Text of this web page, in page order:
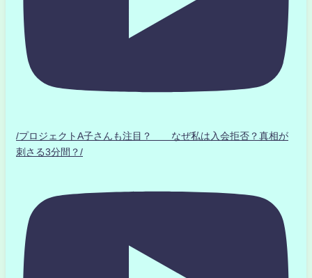
/プロジェクトA子さんも注目？ なぜ私は入会拒否？真相が
刺さる3分間？/